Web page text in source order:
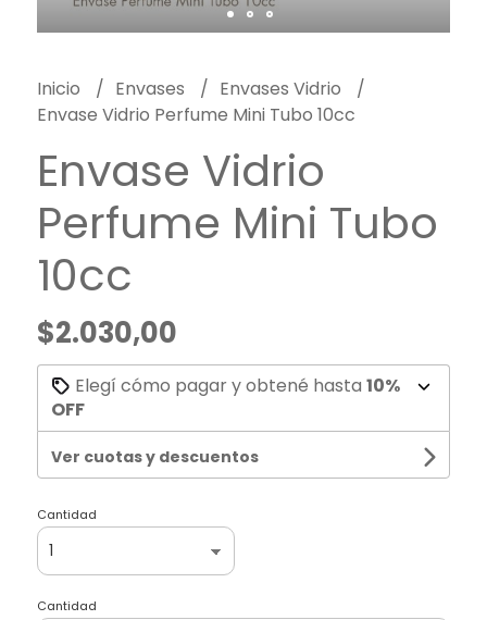
Inicio Envases
Envases Vidrio
Envase Vidrio Perfume Mini Tubo 10cc
Envase Vidrio
Perfume Mini Tubo
10cc
$2.030,00
Elegí cómo pagar y obtené hasta 10%
OFF
Ver cuotas y descuentos
Cantidad
Cantidad